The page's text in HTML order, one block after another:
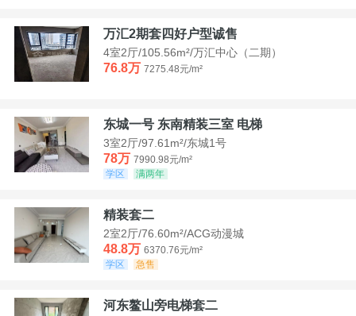
万汇2期套四好户型诚售
4室2厅/105.56m²/万汇中心（二期）
76.8万 7275.48元/m²
东城一号 东南精装三室 电梯
3室2厅/97.61m²/东城1号
78万 7990.98元/m²
学区
满两年
精装套二
2室2厅/76.60m²/ACG动漫城
48.8万 6370.76元/m²
学区
急售
河东鳌山旁电梯套二